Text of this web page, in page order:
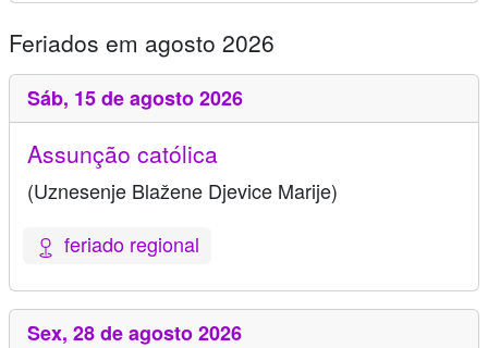
Feriados em agosto 2026
Sáb, 15 de agosto 2026
Assunção católica
(Uznesenje Blažene Djevice Marije)
feriado regional
Sex, 28 de agosto 2026